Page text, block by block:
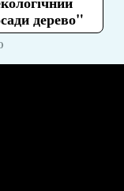
дерево"